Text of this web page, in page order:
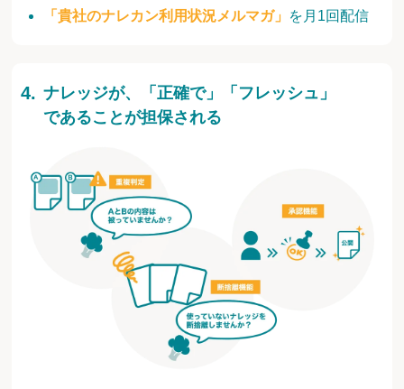
「貴社のナレカン利用状況メルマガ」 を月1回配信
ナレッジが、「正確で」「フレッシュ」
であることが担保される